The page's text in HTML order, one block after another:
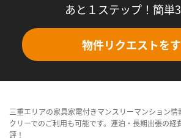
あと１ステップ！簡単
物件リクエストを
三重エリアの家具家電付きマンスリーマンション
クリーでのご利用も可能です。連泊・長期出張の
評！